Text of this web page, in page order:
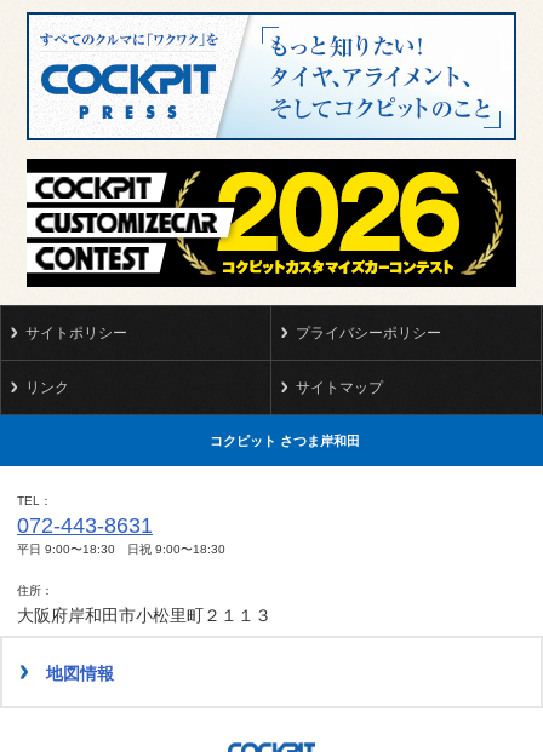
サイトポリシー プライバシーポリシー
リンク サイトマップ
コクピット さつま岸和田
TEL
072-443-8631
平日 9:00〜18:30 日祝 9:00〜18:30
住所
大阪府岸和田市小松里町２１１３
地図情報